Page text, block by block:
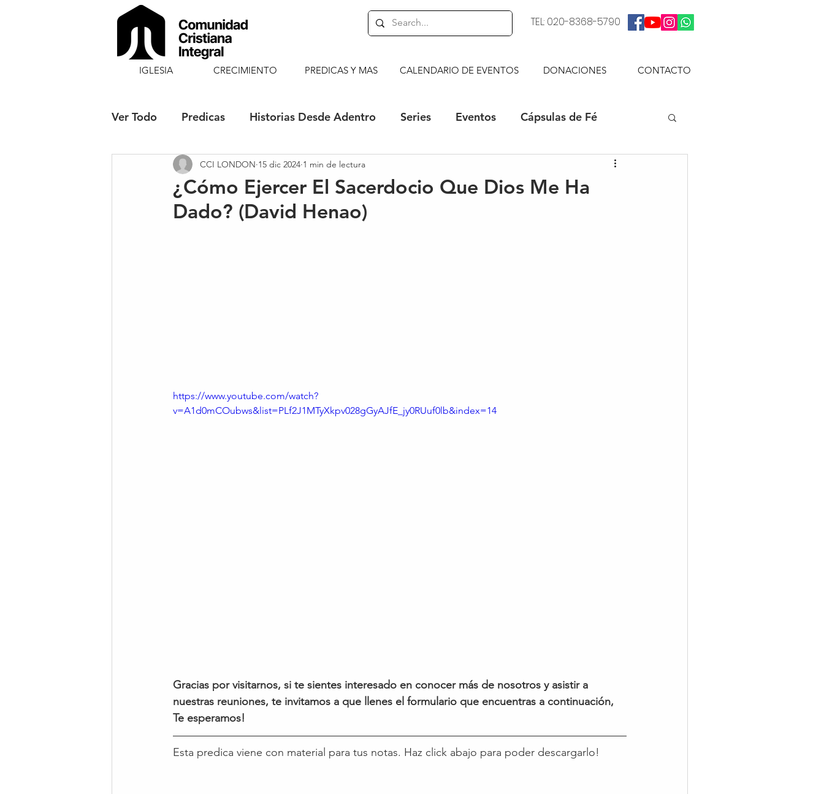
IGLESIA CRECIMIENTO
TEL: 020-8368-5790
PREDICAS Y MAS CALENDARIO DE EVENTOS DONACIONES CONTACTO
Ver Todo Predicas Historias Desde Adentro Series Eventos Cápsulas de Fé
Fiestas Solemnes Blogs Bocaditos de Esperanza
¿Cómo Ejercer El Sacerdocio Que Dios Me Ha
Dado? (David Henao)
CCI LONDON 15 dic 2024 1 min de lectura
https://www.youtube.com/watch?
v=A1d0mCOubws&list=PLf2J1MTyXkpv028gGyAJfE_jy0RUuf0lb&index=14
Gracias por visitarnos, si te sientes interesado en conocer más de nosotros y asistir a
nuestras reuniones, te invitamos a que llenes el formulario que encuentras a continuación,
Te esperamos!
Esta predica viene con material para tus notas. Haz click abajo para poder descargarlo!